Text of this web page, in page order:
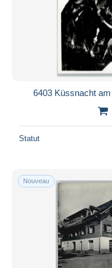
6403 Küssnacht
Statut
Nouveau